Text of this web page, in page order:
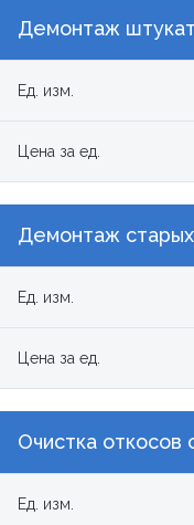
Демонтаж
Ед. изм.
Цена за ед.
Демонтаж
Ед. изм.
Цена за ед.
Очистка откосов
Ед. изм.